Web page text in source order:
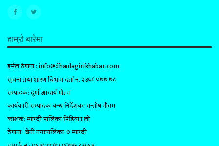
हाम्रो बारेमा
इमेल ठेगाना :info@dhaulagirikhabar.com
सूचना तथा प्रशारण बिभाग दर्ता न. २३५८ ०७७ ७८
सम्पादक: दुर्गा आचार्य गौतम
कार्यकारी सम्पादक प्रबन्ध निर्देशक: सन्तोष गौतम
प्रकाशक: म्याग्दी मालिका मिडिया प्रा.ली
ठेगाना : बेनी नगरपालिका–७ म्याग्दी